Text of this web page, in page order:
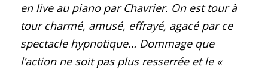
en live au piano par Chavrier. On est tour à
tour charmé, amusé, effrayé, agacé par ce
spectacle hypnotique… Dommage que
l’action ne soit pas plus resserrée et le «